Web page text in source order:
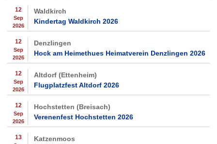
12
Sep
2026
Waldkirch
Kindertag Waldkirch 2026
12
Sep
2026
Denzlingen
Hock am Heimethues Heimatverein Denzlingen 2026
12
Sep
2026
Altdorf (Ettenheim)
Flugplatzfest Altdorf 2026
12
Sep
2026
Hochstetten (Breisach)
Verenenfest Hochstetten 2026
13 Katzenmoos